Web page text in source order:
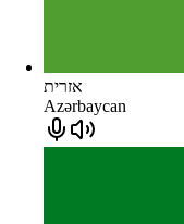
אזרית
Azərbaycan